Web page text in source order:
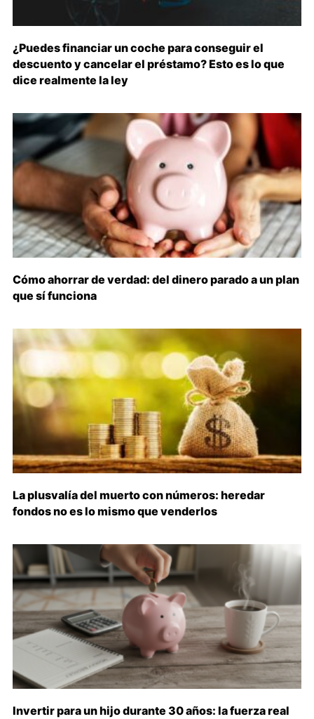
¿Puedes financiar un coche para conseguir el
descuento y cancelar el préstamo? Esto es lo que
dice realmente la ley
Cómo ahorrar de verdad: del dinero parado a un plan
que sí funciona
La plusvalía del muerto con números: heredar
fondos no es lo mismo que venderlos
Invertir para un hijo durante 30 años: la fuerza real